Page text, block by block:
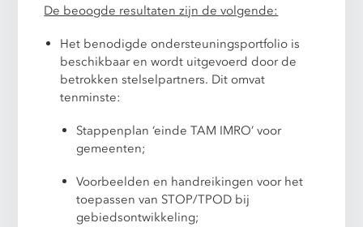
De beoogde resultaten zijn de volgende:
Het benodigde ondersteuningsportfolio is
beschikbaar en wordt uitgevoerd door de
betrokken stelselpartners. Dit omvat
tenminste:
Stappenplan ‘einde TAM IMRO’ voor
gemeenten;
Voorbeelden en handreikingen voor het
toepassen van STOP/TPOD bij
gebiedsontwikkeling;